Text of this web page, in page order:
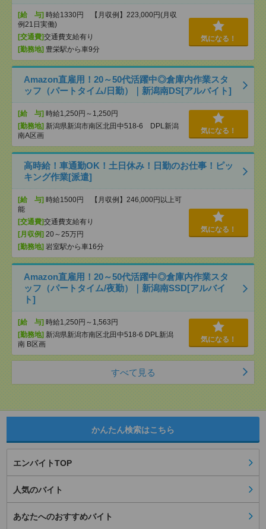
[給 与] 時給1330円 【月収例】223,000円(月収
例21日実働)
[交通費]交通費支給有り
[勤務地] 豊栄駅から車9分
気になる！
Amazon直雇用！20～50代活躍中◎倉庫内作業スタ
ッフ（パートタイム/日勤）｜新潟南DS[アルバイト]
[給 与] 時給1,250円～1,250円
[勤務地] 新潟県新潟市南区北田中518-6 DPL新潟
南A区画
気になる！
高時給！車通勤OK！土日休み！日勤のお仕事！ピッ
キング作業[派遣]
[給 与] 時給1500円 【月収例】246,000円以上可
能
[交通費]交通費支給有り
[月収例] 20～25万円
[勤務地] 岩室駅から車16分
気になる！
Amazon直雇用！20～50代活躍中◎倉庫内作業スタ
ッフ（パートタイム/夜勤）｜新潟南SSD[アルバイ
ト]
[給 与] 時給1,250円～1,563円
[勤務地] 新潟県新潟市南区北田中518-6 DPL新潟
南 B区画
気になる！
すべて見る
かんたん検索はこちら
エンバイトTOP
人気のバイト
あなたへのおすすめバイト